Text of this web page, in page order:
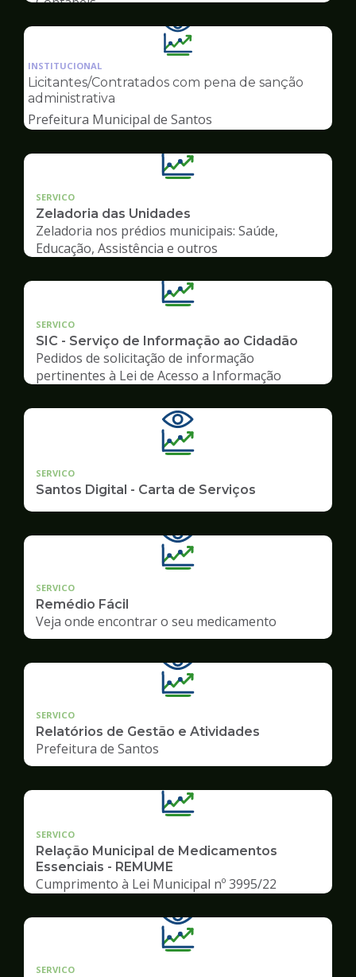
Ilustração
da
pagina
Transparência
INSTITUCIONAL
Licitantes/Contratados com pena de sanção
administrativa
Prefeitura Municipal de Santos
SERVICO
Zeladoria das Unidades
Zeladoria nos prédios municipais: Saúde,
Educação, Assistência e outros
SERVICO
SIC - Serviço de Informação ao Cidadão
Pedidos de solicitação de informação
pertinentes à Lei de Acesso a Informação
SERVICO
Santos Digital - Carta de Serviços
SERVICO
Remédio Fácil
Veja onde encontrar o seu medicamento
SERVICO
Relatórios de Gestão e Atividades
Prefeitura de Santos
SERVICO
Relação Municipal de Medicamentos
Essenciais - REMUME
Cumprimento à Lei Municipal nº 3995/22
SERVICO